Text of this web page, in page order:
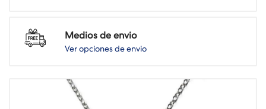
Medios de envio
Ver opciones de envio